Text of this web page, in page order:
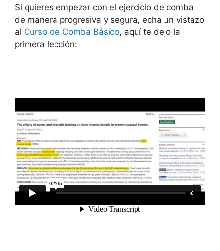
Si quieres empezar con el ejercicio de comba
de manera progresiva y segura, echa un vistazo
al Curso de Comba Básico, aquí te dejo la
primera lección: